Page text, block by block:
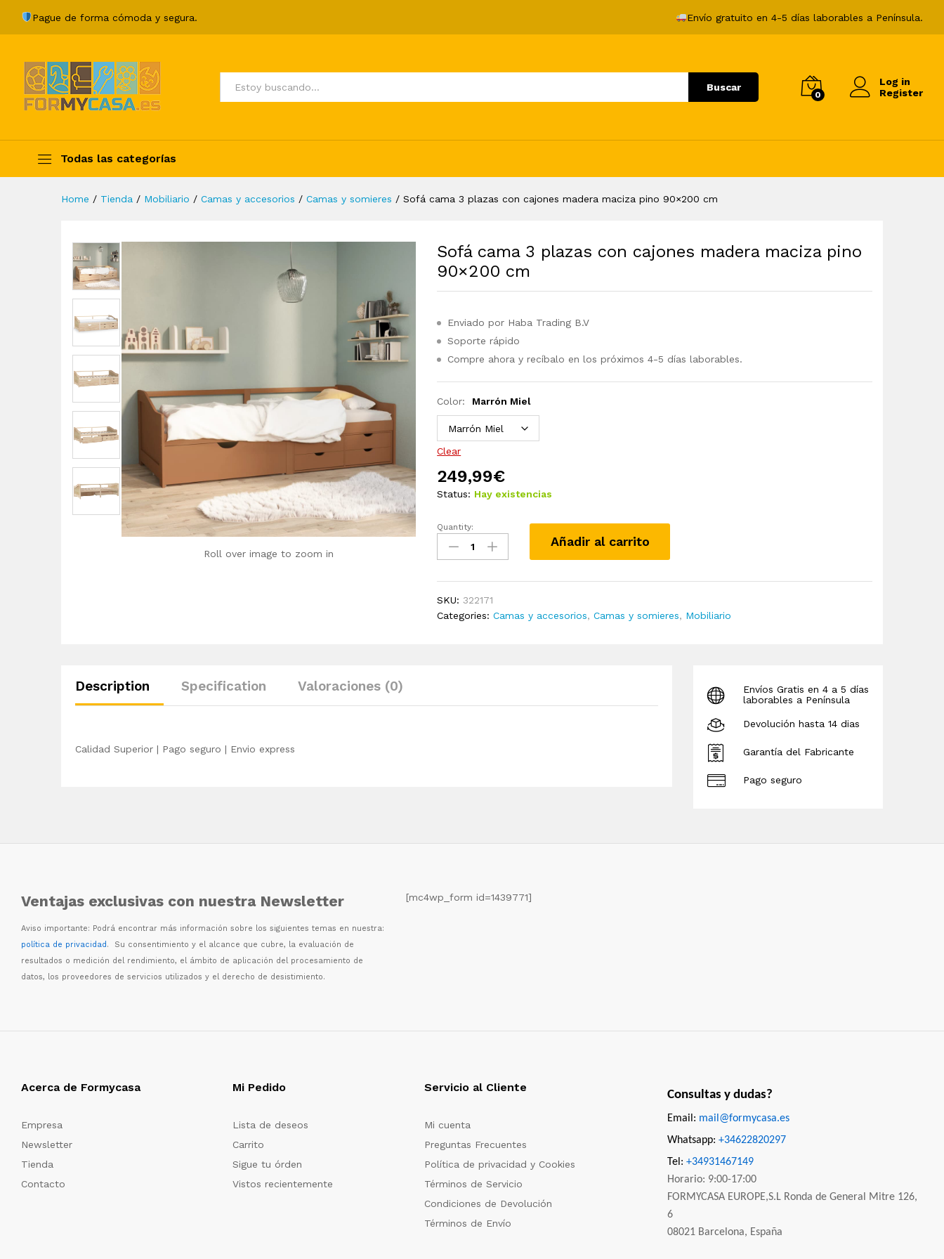
Pague de forma cómoda y segura. Envío gratuito en 4-5 días laborables a Península.
Todos Buscar
0
Log in
Register
Todas las categorías
Producto para mascotas
y animales
Home / Tienda / Mobiliario / Camas y accesorios / Camas y somieres / Sofá cama 3 plazas con cajones madera maciza pino 90×200 cm
Roll over image to zoom in
Sofá cama 3 plazas con cajones madera maciza pino
90×200 cm
Enviado por Haba Trading B.V
Soporte rápido
Compre ahora y recíbalo en los próximos 4-5 días laborables.
Color: Marrón Miel
Clear
249,99€
Status: Hay existencias
Sofá
cama
3
cajones
madera
Quantity:
Añadir al carrito
SKU:322171
Categories:Camas y accesorios,Camas y somieres, Mobiliario
Description Specification Valoraciones (0)
Calidad Superior | Pago seguro | Envio express
Envíos Gratis en 4 a 5 días
laborables a Península
Devolución hasta 14 dias
Garantía del Fabricante
Pago seguro
Ventajas exclusivas con nuestra Newsletter
Aviso importante: Podrá encontrar más información sobre los siguientes temas en nuestra:
política de privacidad. Su consentimiento y el alcance que cubre, la evaluación de
resultados o medición del rendimiento, el ámbito de aplicación del procesamiento de
datos, los proveedores de servicios utilizados y el derecho de desistimiento.
[mc4wp_form id=1439771]
Acerca de Formycasa
Empresa
Newsletter
Tienda
Contacto
Mi Pedido
Lista de deseos
Carrito
Sigue tu órden
Vistos recientemente
Servicio al Cliente
Mi cuenta
Preguntas Frecuentes
Política de privacidad y Cookies
Términos de Servicio
Condiciones de Devolución
Términos de Envío
Consultas y dudas?
Email: mail@formycasa.es
Whatsapp: +34622820297
Tel: +34931467149
Horario: 9:00-17:00
FORMYCASA EUROPE,S.L Ronda de General Mitre 126,
6
08021 Barcelona, España
Description Specification
249,99€ Añadir al carrito